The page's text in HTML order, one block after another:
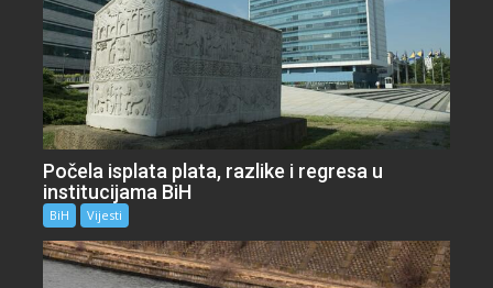
Počela isplata plata, razlike i regresa u
institucijama BiH
BiH Vijesti